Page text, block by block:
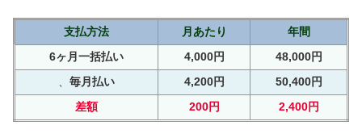
支払方法 月あたり 年間
6ヶ月一括払い 4,000円 48,000円
毎月払い 4,200円 50,400円
差額 200円 2,400円